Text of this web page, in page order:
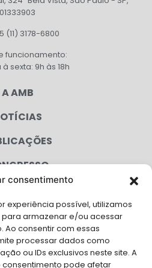
consentimento
experiência possível, utilizamos
armazenar e/ou acessar
Ao consentir com essas
processar dados como
ou IDs exclusivos neste site. A
pode afetar
01333903
(11) 3178-6800
funcionamento:
sexta: 9h às 18h
A AMB